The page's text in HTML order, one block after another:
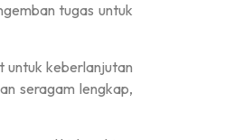
tugas untuk
untuk keberlanjutan
seragam lengkap,